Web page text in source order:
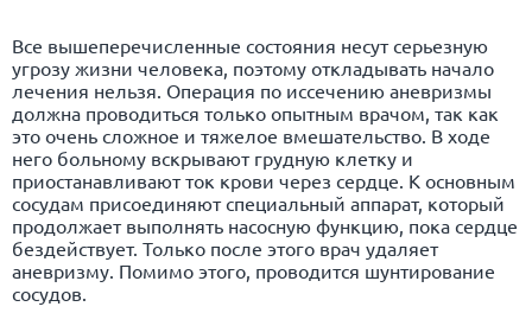
Все вышеперечисленные состояния несут серьезную
угрозу жизни человека, поэтому откладывать начало
лечения нельзя. Операция по иссечению аневризмы
должна проводиться только опытным врачом, так как
это очень сложное и тяжелое вмешательство. В ходе
него больному вскрывают грудную клетку и
приостанавливают ток крови через сердце. К основным
сосудам присоединяют специальный аппарат, который
продолжает выполнять насосную функцию, пока сердце
бездействует. Только после этого врач удаляет
аневризму. Помимо этого, проводится шунтирование
сосудов.